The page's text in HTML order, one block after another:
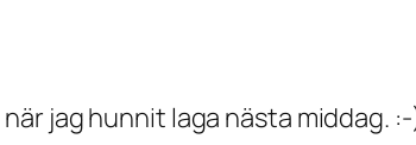
jag hunnit laga nästa middag.